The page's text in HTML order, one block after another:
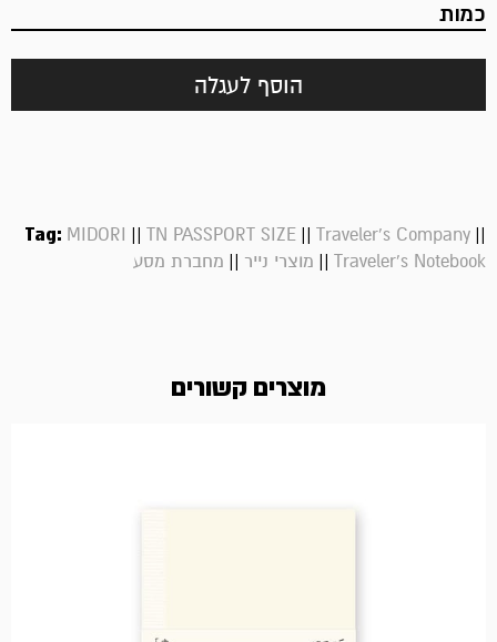
כמות
הוסף לעגלה
Tag: MIDORI || TN PASSPORT SIZE || Traveler's Company ||
Traveler's Notebook
|| מוצרי נייר || מחברת מסע
מוצרים קשורים